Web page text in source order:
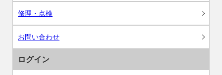
修理・点検
お問い合わせ
ログイン